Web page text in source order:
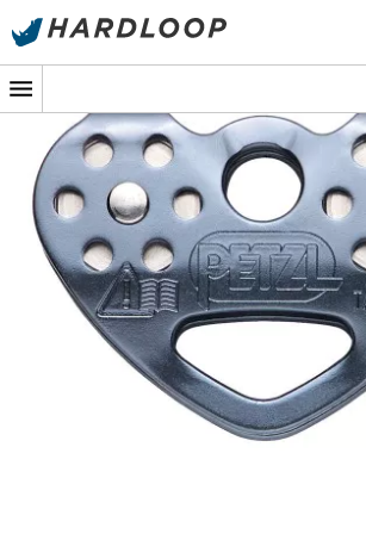
OplevTandem SpeedfraPetzl, den
på markedet i sin kategori. Specielt
lavhældendesvævebaner, tilbyder
glideoplevelse for outdoor-
du er nybegynder eller ekspert, vil
dine forventninger takket være dens
design og enestående ydeevne.